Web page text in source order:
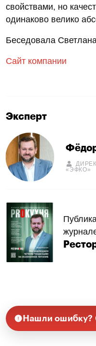
свойствами, но
одинаково велико
Беседовала
Сайт компании
Эксперт
«ЭФКО»
Нашли ошибку?